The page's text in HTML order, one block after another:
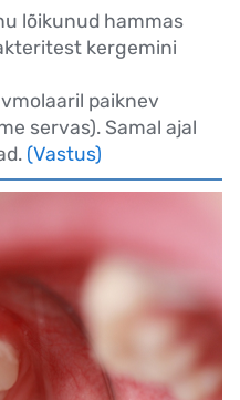
lõikunud hammas
kergemini
paiknev
servas). Samal ajal
(Vastus)